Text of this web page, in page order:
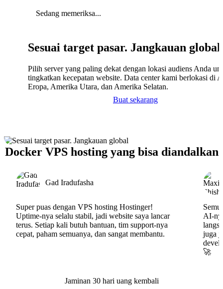
Sedang memeriksa...
Sesuai target pasar. Jangkauan global
Pilih server yang paling dekat dengan lokasi audiens Anda
tingkatkan kecepatan website. Data center kami berlokasi di
Eropa, Amerika Utara, dan Amerika Selatan.
Buat sekarang
Docker VPS hosting yang bisa diandalkan
Gad Iradufasha
Super puas dengan VPS hosting Hostinger!
Uptime-nya selalu stabil, jadi website saya lancar
terus. Setiap kali butuh bantuan, tim support-nya
cepat, paham semuanya, dan sangat membantu.
AI-
juga
🚀
Jaminan 30 hari uang kembali